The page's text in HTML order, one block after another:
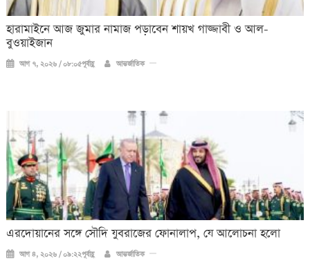
হারামাইনে আজ জুমার নামাজ পড়াবেন শায়খ গাজ্জাবী ও আল-
বুওয়াইজান
আগ ৭, ২০২৬ / ০৮:০৫পূর্বাহ্ণ আন্তর্জাতিক
এরদোয়ানের সঙ্গে সৌদি যুবরাজের ফোনালাপ, যে আলোচনা হলো
আগ ৪, ২০২৬ / ০৯:২২পূর্বাহ্ণ আন্তর্জাতিক